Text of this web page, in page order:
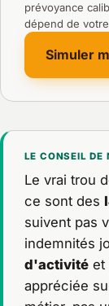
prévoyance
dépend de
Simuler
LE CONSEIL DE
Le vrai trou
ce sont des
suivent pas
indemnités
d'activitéet
appréciée